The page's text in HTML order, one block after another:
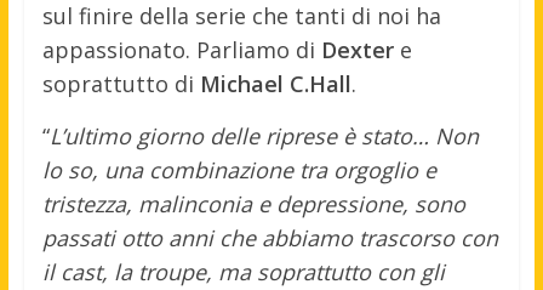
sul finire della serie che tanti di noi ha
appassionato. Parliamo di Dextere
soprattutto di Michael C.Hall.
“L’ultimo giorno delle riprese è stato… Non
lo so, una combinazione tra orgoglio e
tristezza, malinconia e depressione, sono
passati otto anni che abbiamo trascorso con
il cast, la troupe, ma soprattutto con gli